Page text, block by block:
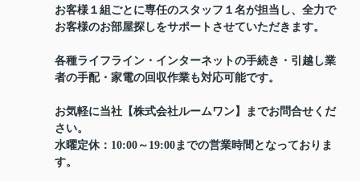
お客様１組ごとに専任のスタッフ１名が担当し、全力で
お客様のお部屋探しをサポートさせていただきます。
各種ライフライン・インターネットの手続き・引越し業
者の手配・家電の回収作業も対応可能です。
お気軽に当社【株式会社ルームワン】までお問合せくだ
さい。
水曜定休：10:00～19:00までの営業時間となっておりま
す。